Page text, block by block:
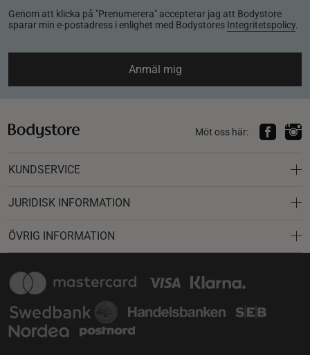
Genom att klicka på "Prenumerera" accepterar jag att Bodystore
sparar min e-postadress i enlighet med Bodystores Integritetspolicy.
Anmäl mig
Möt oss här:
KUNDSERVICE
JURIDISK INFORMATION
ÖVRIG INFORMATION